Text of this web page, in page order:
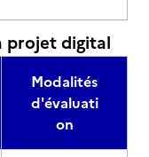
projet digital
Modalités
d'évaluati
on